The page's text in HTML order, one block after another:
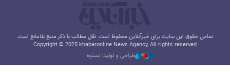
تمامی حقوق این سایت برای خبرآنلاین محفوظ است. نقل مطالب با ذکر منبع بلامانع است.
Copyright © 2025 khabaronline News Agancy, All rights reserved
طراحی و تولید: نستوه